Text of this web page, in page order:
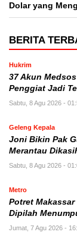
Dolar yang
BERITA
Hukrim
37 Akun
Penggiat Jadi
Sabtu, 8 Agu 2026 -
Geleng Kepala
Joni Bikin Pak
Merantau
Sabtu, 8 Agu 2026 -
Metro
Potret Makassar
Dipilah
Jumat, 7 Agu 2026 -